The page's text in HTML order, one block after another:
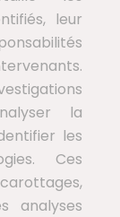
leur
la
les
Ces
analyses